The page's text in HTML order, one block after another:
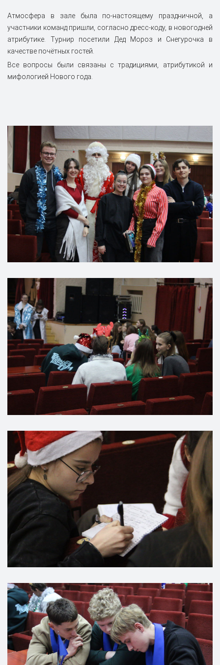
Атмосфера в зале была по-настоящему праздничной, а
участники команд пришли, согласно дресс-коду, в новогодней
атрибутике. Турнир посетили Дед Мороз и Снегурочка в
качестве почётных гостей.
Все вопросы были связаны с традициями, атрибутикой и
мифологией Нового года.